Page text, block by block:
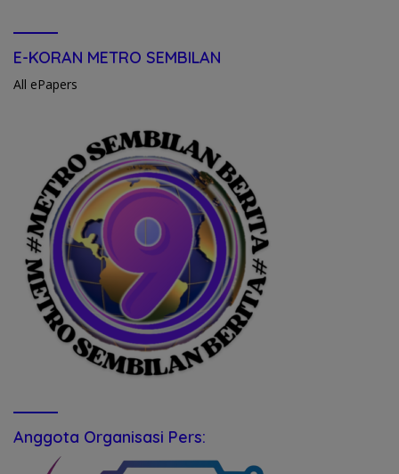
E-KORAN METRO SEMBILAN
All ePapers
Anggota Organisasi Pers: